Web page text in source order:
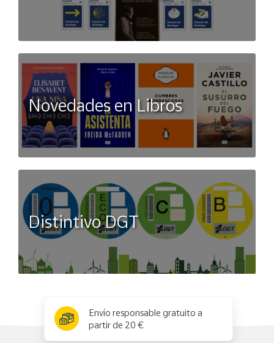
Novedades en Libros
Distintivo DGT
Envío responsable gratuito a
partir de 20 €